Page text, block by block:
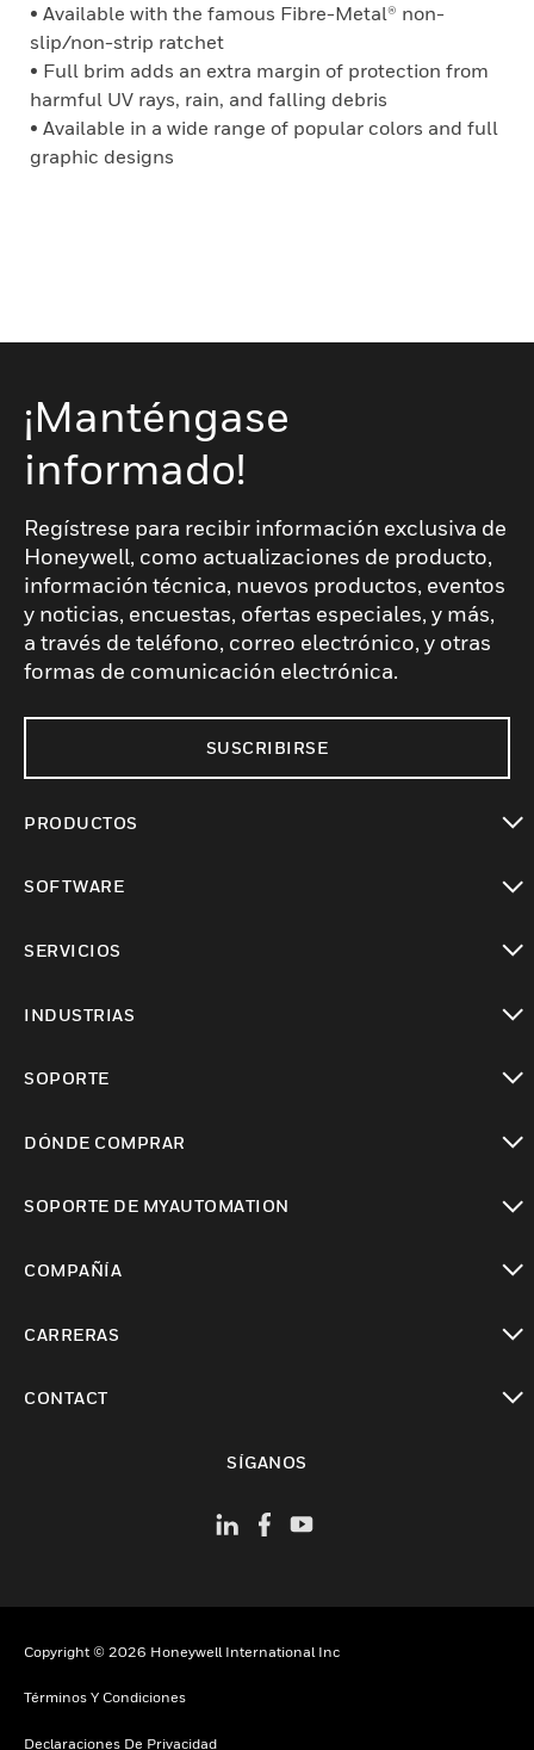
• Available with the famous Fibre-Metal® non-
slip/non-strip ratchet
• Full brim adds an extra margin of protection from
harmful UV rays, rain, and falling debris
• Available in a wide range of popular colors and full
graphic designs
¡Manténgase
informado!
Regístrese para recibir información exclusiva de
Honeywell, como actualizaciones de producto,
información técnica, nuevos productos, eventos
y noticias, encuestas, ofertas especiales, y más,
a través de teléfono, correo electrónico, y otras
formas de comunicación electrónica.
SUSCRIBIRSE
PRODUCTOS
SOFTWARE
SERVICIOS
INDUSTRIAS
SOPORTE
DÓNDE COMPRAR
SOPORTE DE MYAUTOMATION
COMPAÑÍA
CARRERAS
CONTACT
SÍGANOS
Copyright © 2026 Honeywell International Inc
Términos Y Condiciones
Declaraciones De Privacidad